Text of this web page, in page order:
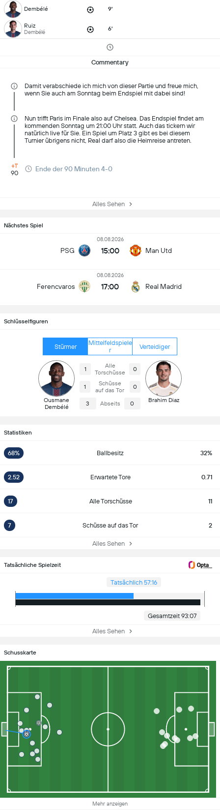
Dembélé 9'
Ruiz
Dembélé 6'
Commentary
Damit verabschiede ich mich von dieser Partie und freue mich,
wenn Sie auch am Sonntag beim Endspiel mit dabei sind!
Nun trifft Paris im Finale also auf Chelsea. Das Endspiel findet am
kommenden Sonntag um 21:00 Uhr statt. Auch das tickern wir
natürlich live für Sie. Ein Spiel um Platz 3 gibt es bei diesem
Turnier übrigens nicht, Real darf also die Heimreise antreten.
+1'
90
Ende der 90 Minuten 4-0
Alles Sehen
Nächstes Spiel
PSG
08.08.2026
15:00 Man Utd
Ferencvaros
08.08.2026
17:00 Real Madrid
Schlüsselfiguren
Stürmer
Mittelfeldspiele
r
Verteidiger
Ousmane
Dembélé
1
Alle
Torschüsse
0
1
Schüsse
auf das Tor
0
3 Abseits 0 Brahim Diaz
Statistiken
68% Ballbesitz 32%
2.52 Erwartete Tore 0.71
17 Alle Torschüsse 11
7 Schüsse auf das Tor 2
Alles Sehen
Tatsächliche Spielzeit
Tatsächlich 57:16
Gesamtzeit 93:07
Alles Sehen
Schusskarte
Mehr anzeigen